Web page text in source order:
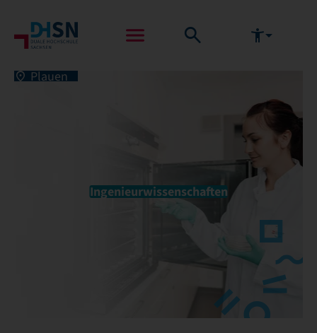
Plauen
Ingenieurwissenschaften